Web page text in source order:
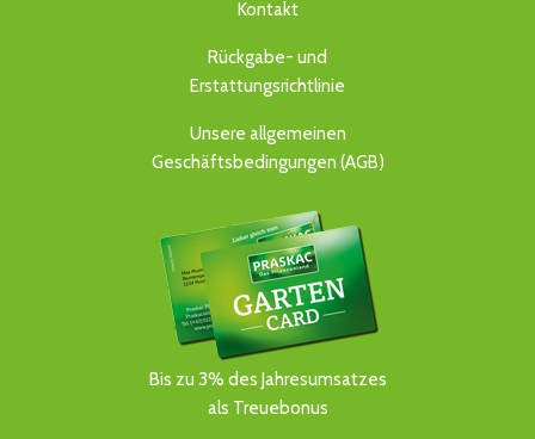
Kontakt
Rückgabe- und
Erstattungsrichtlinie
Unsere allgemeinen
Geschäftsbedingungen (AGB)
Bis zu 3% des Jahresumsatzes
als Treuebonus